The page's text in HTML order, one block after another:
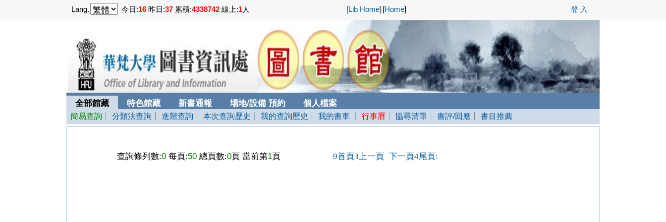
Lang. 今日:16 昨日:37 累積:4338742 線上:1人 [Lib Home] [Home] 登 入
全部館藏 特色館藏 新書通報 場地/設備 預約 個人檔案
簡易查詢 ┊分類法查詢 ┊進階查詢 ┊本次查詢歷史 ┊ 我的查詢歷史 ┊ 我的書車 ┊行事曆 ┊ 協尋清單 ┊ 書評/回應 ┊書目推薦
查詢條列數:0 每頁:50 總頁數:0頁 當前第1頁 9首頁3上一頁 下一頁4尾頁: